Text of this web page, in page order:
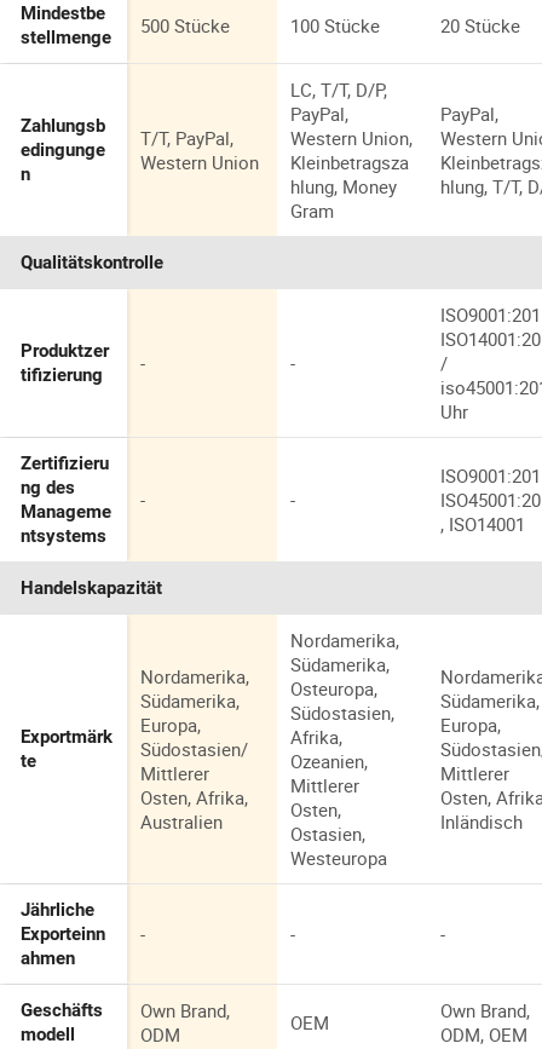
Schnellverbind
er/Schnellkupp
lungen
Anwendungen/
für
Mindestbe
stellmenge
500 Stücke 100 Stücke 20 Stücke
Zahlungsb
edingunge
n
T/T, PayPal,
Western Union
LC, T/T, D/P,
PayPal,
Western Union,
Kleinbetragsza
hlung, Money
Gram
PayPal,
Western
hlung, T/T,
Qualitätskontrolle
Produktzer
tifizierung
- -
/
Uhr
Zertifizieru
ng des
Manageme
ntsystems
- -
, ISO14001
Handelskapazität
Exportmärk
te
Nordamerika,
Südamerika,
Europa,
Südostasien/
Mittlerer
Osten, Afrika,
Australien
Nordamerika,
Südamerika,
Osteuropa,
Südostasien,
Afrika,
Ozeanien,
Mittlerer
Osten,
Ostasien,
Westeuropa
Südamerika,
Europa,
Mittlerer
Osten,
Inländisch
Jährliche
Exporteinn
ahmen
- - -
Geschäfts
modell
Own Brand,
ODM
OEM
Own Brand,
ODM, OEM